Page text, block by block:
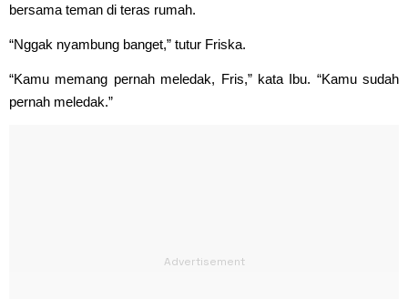
bersama teman di teras rumah.
“Nggak nyambung banget,” tutur Friska.
“Kamu memang pernah meledak, Fris,” kata Ibu. “Kamu sudah
pernah meledak.”